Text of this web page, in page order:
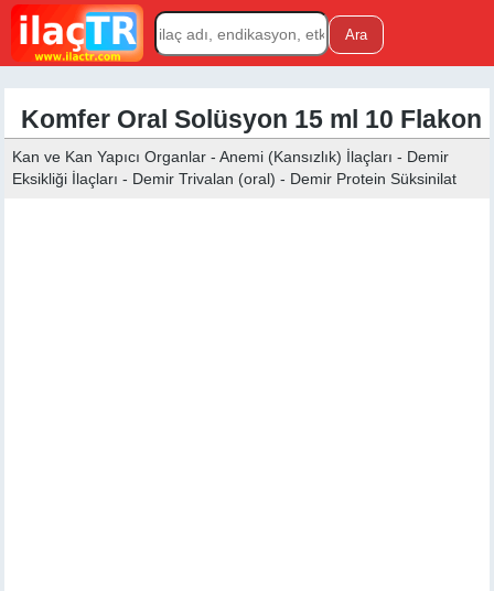
Komfer Oral Solüsyon 15 ml 10 Flakon
Kan ve Kan Yapıcı Organlar - Anemi (Kansızlık) İlaçları - Demir
Eksikliği İlaçları - Demir Trivalan (oral) - Demir Protein Süksinilat